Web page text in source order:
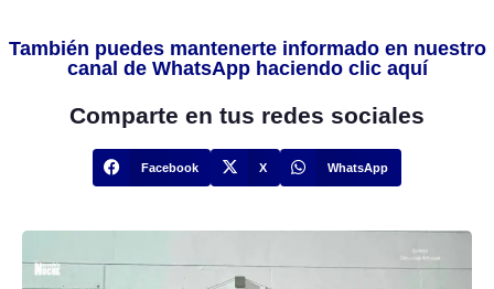
También puedes mantenerte informado en nuestro
canal de WhatsApp haciendo clic aquí
Comparte en tus redes sociales
Facebook X WhatsApp